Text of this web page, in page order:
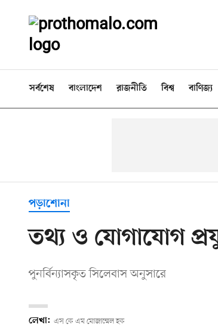
সর্বশেষ বাংলাদেশ রাজনীতি বিশ্ব বাণিজ্য
পড়াশোনা
তথ্য ও যোগাযোগ
পুনর্বিন্যাসকৃত সিলেবাস অনুসারে
লেখা: এস কে এম মোজাম্মেল হক